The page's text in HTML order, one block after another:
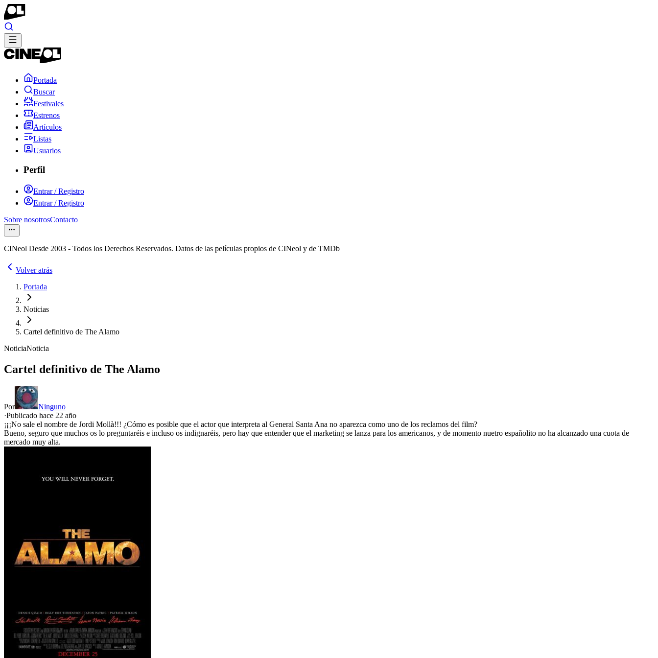
Portada
Buscar
Festivales
Estrenos
Artículos
Listas
Usuarios
Perfil
Entrar / Registro
Entrar / Registro
Sobre nosotrosContacto
CINeol Desde 2003 - Todos los Derechos Reservados. Datos de las películas propios de CINeol y de TMDb
Volver atrás
Portada
Noticias
Cartel definitivo de The Alamo
NoticiaNoticia
Cartel definitivo de The Alamo
Por
Ninguno
·Publicado hace 22 año
¡¡¡No sale el nombre de Jordi Mollà!!! ¿Cómo es posible que el actor que interpreta al General Santa Ana no aparezca como uno de los reclamos del film?
Bueno, seguro que muchos os lo preguntaréis e incluso os indignaréis, pero hay que entender que el marketing se lanza para los americanos, y de momento nuetro españolito no ha alcanzado una cuota de
mercado muy alta.